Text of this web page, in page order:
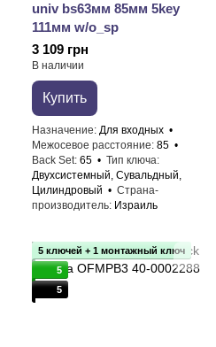
univ bs63мм 85мм 5key
111мм w/o_sp
3 109 грн
В наличии
Купить
Назначение Для входных
Межосевое расстояние 85
Back Set 65
Тип ключа
Двухсистемный, Сувальдный,
Цилиндровый
Страна-
производитель Израиль
5 ключей + 1 монтажный ключ
5
5